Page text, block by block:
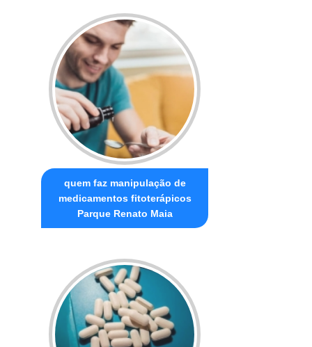
quem faz manipulação de
medicamentos fitoterápicos
Parque Renato Maia